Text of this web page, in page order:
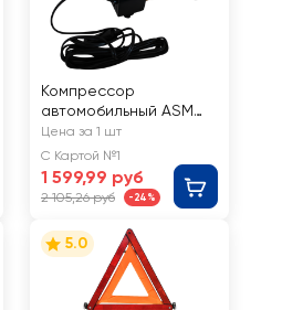
Компрессор
автомобильный ASM
Tornado AC580, 35л/
мин Арт. 207001
Цена за 1 шт
С Картой №1
1 599,99 руб
2 105,26 руб -24%
5.0